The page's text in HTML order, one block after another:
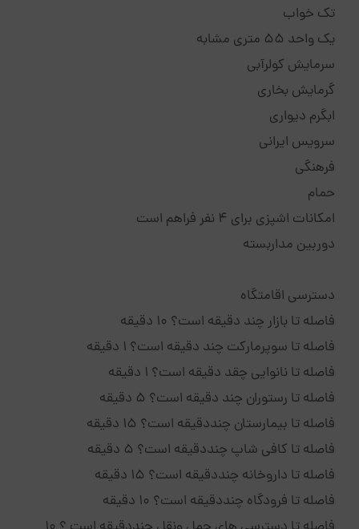
تک خواب
یک واحد 55 متری مشابه
سرمایش کولرآبی
گرمایش بخاری
ابگرم دیواری
سرویس ایرانی
فرهنگی
حمام
امکانات اشپزی برای 4 نفر فراهم است
دوربین مداربسته
دسترسی اقامتگاه
فاصله تا بازار چند دقیقه است؟ 10 دقیقه
فاصله تا سوپرمارکت چند دقیقه است؟ 1 دقیقه
فاصله تا نانوایی چقد دقیقه است؟ 1 دقیقه
فاصله تا رستوران چند دقیقه است؟ 5 دقیقه
فاصله تا بیمارستان چنددقیقه است؟ 15 دقیقه
فاصله تا کافی شاپ چنددقیقه است؟ 5 دقیقه
فاصله تا داروخانه چنددقیقه است؟ 15 دقیقه
فاصله تا فرودگاه چنددقیقه است؟ 10 دقیقه